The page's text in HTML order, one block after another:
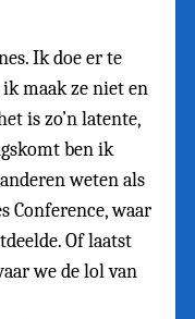
Ik doe er te
maak ze niet en
is zo’n latente,
ben ik
weten als
Conference, waar
Of laatst
we de lol van